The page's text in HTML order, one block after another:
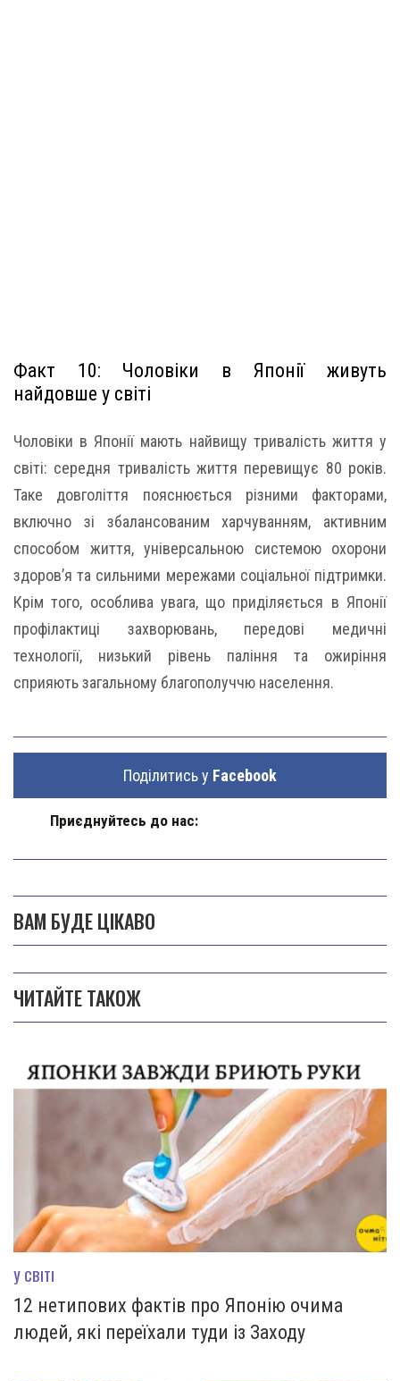
Факт 10: Чоловіки в Японії живуть
найдовше у світі
Чоловіки в Японії мають найвищу тривалість життя у
світі: середня тривалість життя перевищує 80 років.
Таке довголіття пояснюється різними факторами,
включно зі збалансованим харчуванням, активним
способом життя, універсальною системою охорони
здоров’я та сильними мережами соціальної підтримки.
Крім того, особлива увага, що приділяється в Японії
профілактиці захворювань, передові медичні
технології, низький рівень паління та ожиріння
сприяють загальному благополуччю населення.
Поділитись у Facebook
Приєднуйтесь до нас:
ВАМ БУДЕ ЦІКАВО
ЧИТАЙТЕ ТАКОЖ
У СВІТІ
12 нетипових фактів про Японію очима
людей, які переїхали туди із Заходу